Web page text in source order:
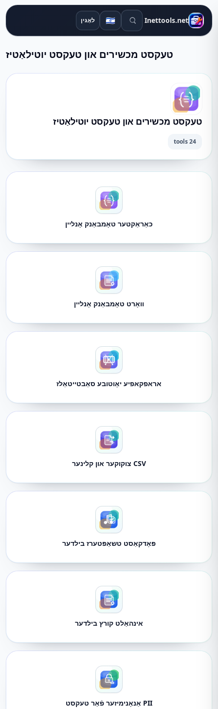
Inettools.net זוכן מכשירים
🇮🇱 לאָגין
טעקסט מכשירים און טעקסט יוטילאַטיז
טעקסט מכשירים און טעקסט יוטילאַטיז
24 tools
כאַראַקטער טאָמבאַנק אָנליין
וואָרט טאָמבאַנק אָנליין
אראפקאפיע יאָוטובע סאַבטייטאַלז
CSV צוקוקער און קלינער
פּאָדקאַסט טשאַפּטערז בילדער
אינהאַלט קורץ בילדער
PII אַנאָנימיזער פֿאַר טעקסט